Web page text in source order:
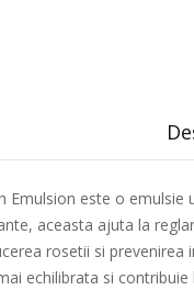
Emulsion este o
aceasta ajuta la
rosetii si
echilibrata si